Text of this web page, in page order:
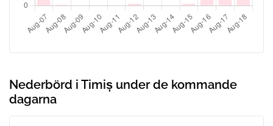
Nederbörd i Timiș under de kommande
dagarna